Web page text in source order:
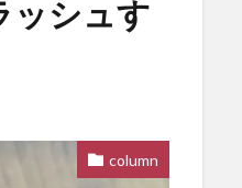
ッシュす
column